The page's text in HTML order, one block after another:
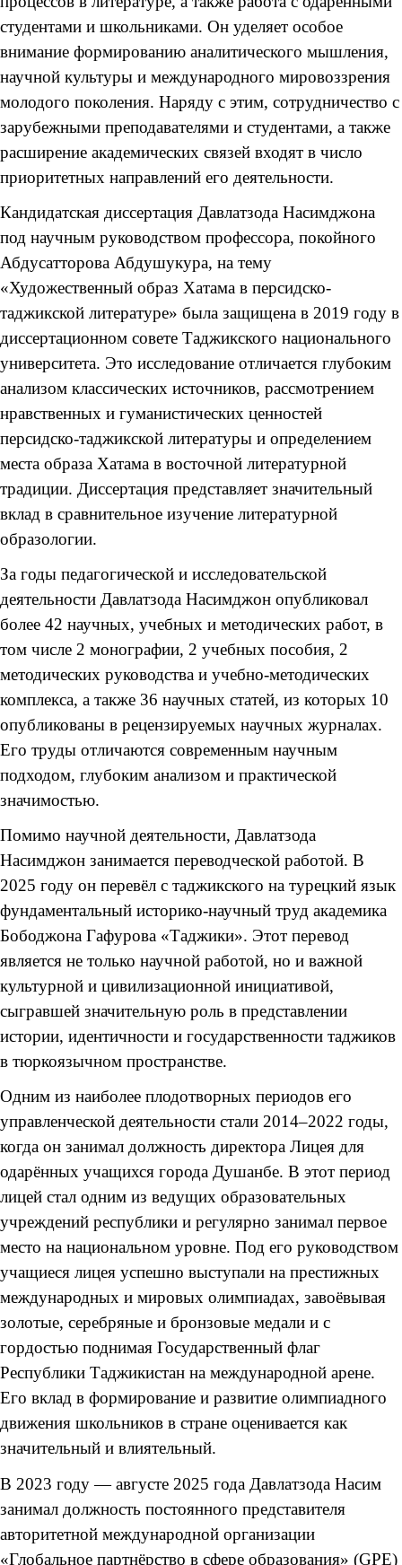
студентами и школьниками. Он уделяет особое
внимание формированию аналитического мышления,
научной культуры и международного мировоззрения
молодого поколения. Наряду с этим, сотрудничество с
зарубежными преподавателями и студентами, а также
расширение академических связей входят в число
приоритетных направлений его деятельности.
Кандидатская диссертация Давлатзода Насимджона
под научным руководством профессора, покойного
Абдусатторова Абдушукура, на тему
«Художественный образ Хатама в персидско-
таджикской литературе» была защищена в 2019 году в
диссертационном совете Таджикского национального
университета. Это исследование отличается глубоким
анализом классических источников, рассмотрением
нравственных и гуманистических ценностей
персидско-таджикской литературы и определением
места образа Хатама в восточной литературной
традиции. Диссертация представляет значительный
вклад в сравнительное изучение литературной
образологии.
За годы педагогической и исследовательской
деятельности Давлатзода Насимджон опубликовал
более 42 научных, учебных и методических работ, в
том числе 2 монографии, 2 учебных пособия, 2
методических руководства и учебно-методических
комплекса, а также 36 научных статей, из которых 10
опубликованы в рецензируемых научных журналах.
Его труды отличаются современным научным
подходом, глубоким анализом и практической
значимостью.
Помимо научной деятельности, Давлатзода
Насимджон занимается переводческой работой. В
2025 году он перевёл с таджикского на турецкий язык
фундаментальный историко-научный труд академика
Бободжона Гафурова «Таджики». Этот перевод
является не только научной работой, но и важной
культурной и цивилизационной инициативой,
сыгравшей значительную роль в представлении
истории, идентичности и государственности таджиков
в тюркоязычном пространстве.
Одним из наиболее плодотворных периодов его
управленческой деятельности стали 2014–2022 годы,
когда он занимал должность директора Лицея для
одарённых учащихся города Душанбе. В этот период
лицей стал одним из ведущих образовательных
учреждений республики и регулярно занимал первое
место на национальном уровне. Под его руководством
учащиеся лицея успешно выступали на престижных
международных и мировых олимпиадах, завоёвывая
золотые, серебряные и бронзовые медали и с
гордостью поднимая Государственный флаг
Республики Таджикистан на международной арене.
Его вклад в формирование и развитие олимпиадного
движения школьников в стране оценивается как
значительный и влиятельный.
В 2023 году — августе 2025 года Давлатзода Насим
занимал должность постоянного представителя
авторитетной международной организации
«Глобальное партнёрство в сфере образования» (GPE)